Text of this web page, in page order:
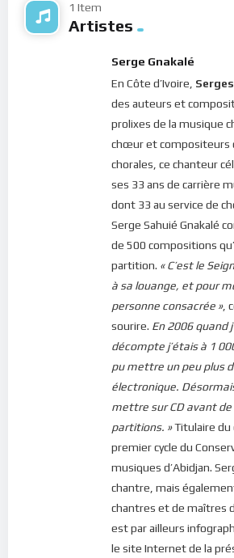
1 Item
Artistes
Serge Gnakalé
En Côte d’Ivoire,
des auteurs et
prolixes de la musique
chœur et compositeurs
chorales, ce chanteur
ses 33 ans de carrière
dont 33 au service de
Serge Sahuié Gnakalé
de 500 compositions
partition. « C’est le
à sa louange, et pour
personne consacrée »,
sourire. En 2006 quand
décompte j’étais à 1
pu mettre un peu plus
électronique.
mettre sur CD avant de
partitions. »Titulaire du
premier cycle du
musiques d’Abidjan.
chantre, mais
chantres et de maîtres
est par ailleurs
le site Internet de la